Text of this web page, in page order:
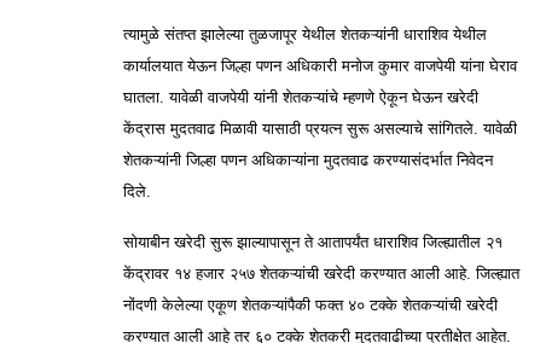
त्यामुळे संतप्त झालेल्या तुळजापूर येथील शेतकऱ्यांनी धाराशिव येथील
कार्यालयात येऊन जिल्हा पणन अधिकारी मनोज कुमार वाजपेयी यांना घेराव
घातला. यावेळी वाजपेयी यांनी शेतकऱ्यांचे म्हणणे ऐकून घेऊन खरेदी
केंद्रास मुदतवाढ मिळावी यासाठी प्रयत्न सुरू असल्याचे सांगितले. यावेळी
शेतकऱ्यांनी जिल्हा पणन अधिकाऱ्यांना मुदतवाढ करण्यासंदर्भात निवेदन
दिले.
सोयाबीन खरेदी सुरू झाल्यापासून ते आतापर्यंत धाराशिव जिल्ह्यातील २१
केंद्रावर १४ हजार २५७ शेतकऱ्यांची खरेदी करण्यात आली आहे. जिल्ह्यात
नोंदणी केलेल्या एकूण शेतकऱ्यांपैकी फक्त ४० टक्के शेतकऱ्यांची खरेदी
करण्यात आली आहे तर ६० टक्के शेतकरी मुदतवाढीच्या प्रतीक्षेत आहेत.